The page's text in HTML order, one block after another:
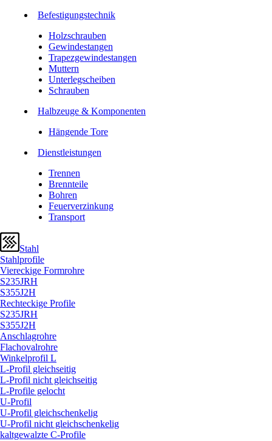
Befesti­gungstechnik
Holzschrauben
Gewindestangen
Trapezgewindestangen
Muttern
Unterlegscheiben
Schrauben
Halbzeuge & Komponenten
Hängende Tore
Dienstleistungen
Trennen
Brennteile
Bohren
Feuerverzinkung
Transport
Stahl
Stahlprofile
Viereckige Formrohre
S235JRH
S355J2H
Rechteckige Profile
S235JRH
S355J2H
Anschlagrohre
Flachovalrohre
Winkelprofil L
L-Profil gleichseitig
L-Profil nicht gleichseitig
L-Profile gelocht
U-Profil
U-Profil gleichschenkelig
U-Profil nicht gleichschenkelig
kaltgewalzte C-Profile